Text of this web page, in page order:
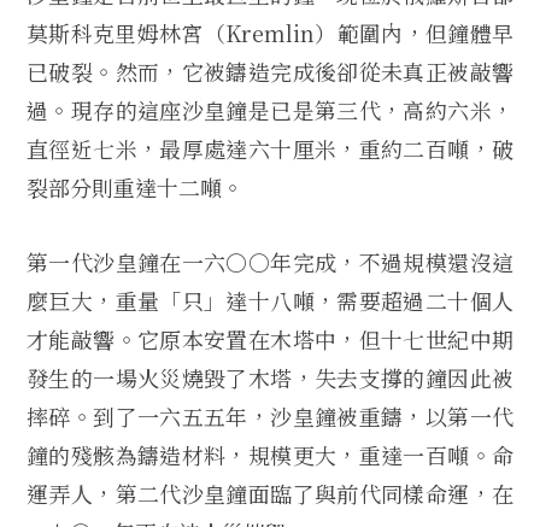
莫斯科克里姆林宮（Kremlin）範圍內，但鐘體早
已破裂。然而，它被鑄造完成後卻從未真正被敲響
過。現存的這座沙皇鐘是已是第三代，高約六米，
直徑近七米，最厚處達六十厘米，重約二百噸，破
裂部分則重達十二噸。
第一代沙皇鐘在一六○○年完成，不過規模還沒這
麼巨大，重量「只」達十八噸，需要超過二十個人
才能敲響。它原本安置在木塔中，但十七世紀中期
發生的一場火災燒毀了木塔，失去支撐的鐘因此被
摔碎。到了一六五五年，沙皇鐘被重鑄，以第一代
鐘的殘骸為鑄造材料，規模更大，重達一百噸。命
運弄人，第二代沙皇鐘面臨了與前代同樣命運，在